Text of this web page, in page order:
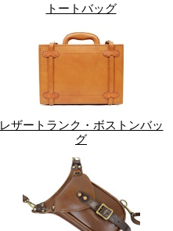
トートバッグ
レザートランク・ボストンバッ
グ